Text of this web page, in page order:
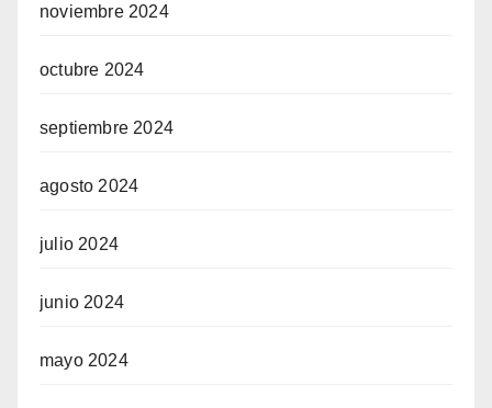
noviembre 2024
octubre 2024
septiembre 2024
agosto 2024
julio 2024
junio 2024
mayo 2024